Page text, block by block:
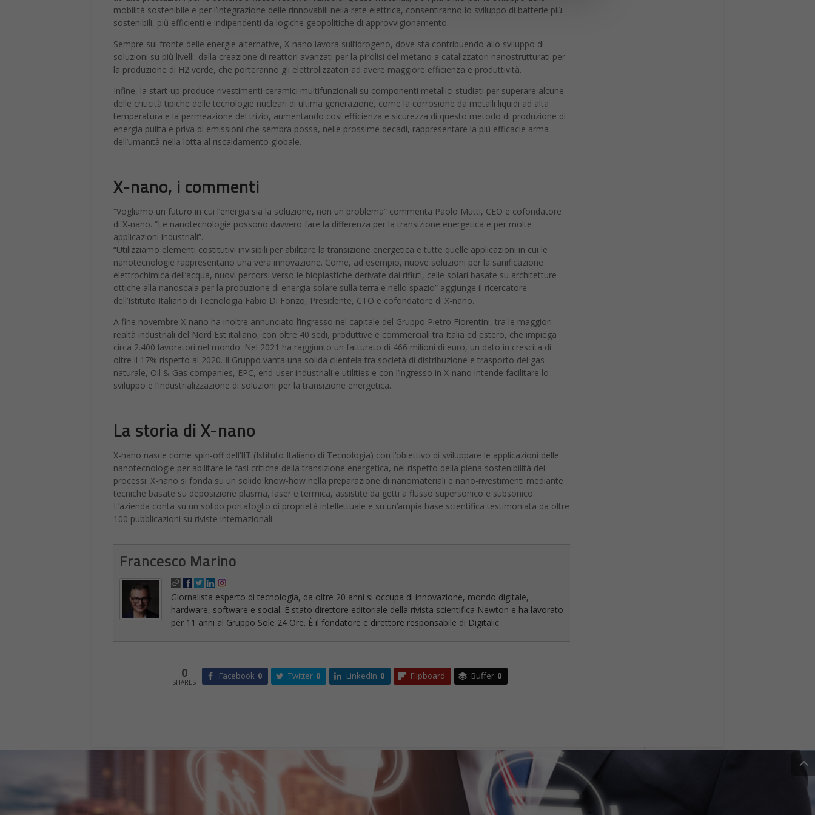
mobilità sostenibile e per l’integrazione delle rinnovabili nella rete elettrica, consentiranno lo sviluppo di batterie più
sostenibili, più efficienti e indipendenti da logiche geopolitiche di approvvigionamento.
Sempre sul fronte delle energie alternative, X-nano lavora sull’idrogeno, dove sta contribuendo allo sviluppo di
soluzioni su più livelli: dalla creazione di reattori avanzati per la pirolisi del metano a catalizzatori nanostrutturati per
la produzione di H2 verde, che porteranno gli elettrolizzatori ad avere maggiore efficienza e produttività.
Infine, la start-up produce rivestimenti ceramici multifunzionali su componenti metallici studiati per superare alcune
delle criticità tipiche delle tecnologie nucleari di ultima generazione, come la corrosione da metalli liquidi ad alta
temperatura e la permeazione del trizio, aumentando così efficienza e sicurezza di questo metodo di produzione di
energia pulita e priva di emissioni che sembra possa, nelle prossime decadi, rappresentare la più efficacie arma
dell’umanità nella lotta al riscaldamento globale.
X-nano, i commenti
“Vogliamo un futuro in cui l’energia sia la soluzione, non un problema” commenta Paolo Mutti, CEO e cofondatore
di X-nano. “Le nanotecnologie possono davvero fare la differenza per la transizione energetica e per molte
applicazioni industriali”.
“Utilizziamo elementi costitutivi invisibili per abilitare la transizione energetica e tutte quelle applicazioni in cui le
nanotecnologie rappresentano una vera innovazione. Come, ad esempio, nuove soluzioni per la sanificazione
elettrochimica dell’acqua, nuovi percorsi verso le bioplastiche derivate dai rifiuti, celle solari basate su architetture
ottiche alla nanoscala per la produzione di energia solare sulla terra e nello spazio” aggiunge il ricercatore
dell’Istituto Italiano di Tecnologia Fabio Di Fonzo, Presidente, CTO e cofondatore di X-nano.
A fine novembre X-nano ha inoltre annunciato l’ingresso nel capitale del Gruppo Pietro Fiorentini, tra le maggiori
realtà industriali del Nord Est italiano, con oltre 40 sedi, produttive e commerciali tra Italia ed estero, che impiega
circa 2.400 lavoratori nel mondo. Nel 2021 ha raggiunto un fatturato di 466 milioni di euro, un dato in crescita di
oltre il 17% rispetto al 2020. Il Gruppo vanta una solida clientela tra società di distribuzione e trasporto del gas
naturale, Oil & Gas companies, EPC, end-user industriali e utilities e con l’ingresso in X-nano intende facilitare lo
sviluppo e l’industrializzazione di soluzioni per la transizione energetica.
La storia di X-nano
X-nano nasce come spin-off dell’IIT (Istituto Italiano di Tecnologia) con l’obiettivo di sviluppare le applicazioni delle
nanotecnologie per abilitare le fasi critiche della transizione energetica, nel rispetto della piena sostenibilità dei
processi. X-nano si fonda su un solido know-how nella preparazione di nanomateriali e nano-rivestimenti mediante
tecniche basate su deposizione plasma, laser e termica, assistite da getti a flusso supersonico e subsonico.
L’azienda conta su un solido portafoglio di proprietà intellettuale e su un’ampia base scientifica testimoniata da oltre
100 pubblicazioni su riviste internazionali.
Francesco Marino
Giornalista esperto di tecnologia, da oltre 20 anni si occupa di innovazione, mondo digitale,
hardware, software e social. È stato direttore editoriale della rivista scientifica Newton e ha lavorato
per 11 anni al Gruppo Sole 24 Ore. È il fondatore e direttore responsabile di Digitalic
0
SHARES
Facebook 0 Twitter 0 LinkedIn 0 Flipboard Buffer 0